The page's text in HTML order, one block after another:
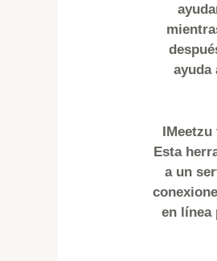
ayuda
Esta
a un
en línea